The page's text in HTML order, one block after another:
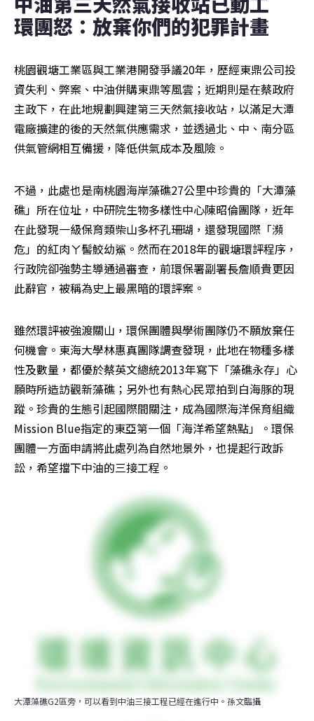
環團怒：放棄你們的犯罪計畫
桃園觀塘工業區與工業港開發爭議20年，歷經東鼎公司投
資失利、弊案、中油併購東鼎等風雲；近期則是在蔡政府
主政下，在此地規劃興建第三天然氣接收站，以滿足大潭
電廠擴建的後的天然氣供應需求，並透過北、中、南分區
供氣管網相互備援，降低供氣成本及風險。
不過，此處也是南桃園海岸藻礁27公里中珍貴的「大潭藻
礁」所在位址，中研院生物多樣性中心陳昭倫團隊，近年
在此發現一級保育類柴山多杯孔珊瑚，還發現國際「瀕
危」的紅肉ㄚ髻鮫幼鯊。然而在2018年的觀塘環評程序，
行政院卻強勢主導通過審查，前環保署副署長詹順貴更因
此辭官，被稱為史上最黑暗的環評案。
雖然環評被強渡關山，環保團體與學術團隊仍不願放棄任
何機會。東海大學林惠真團隊調查發現，此地在物種多樣
性及數量，都優於蔡英文總統2013年寫下「藻礁永存」心
願時所造訪觀新藻礁；另外也有熱心民眾拍到白海豚的現
蹤。珍貴的生態引起國際間關注，成為國際海洋保育組織
Mission Blue指定的東亞第一個「海洋希望熱點」。環保
團體一方面申請將此處列為自然地景外，也提起行政訴
訟，希望擋下中油的三接工程。
大潭藻礁G2區旁，可以看到中油三接工程已經在進行中。孫文臨攝